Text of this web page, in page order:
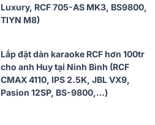
Luxury, RCF 705-AS MK3, BS9800,
TIYN M8)
Lắp đặt dàn karaoke RCF hơn 100tr
cho anh Huy tại Ninh Bình (RCF
CMAX 4110, IPS 2.5K, JBL VX9,
Pasion 12SP, BS-9800,…)